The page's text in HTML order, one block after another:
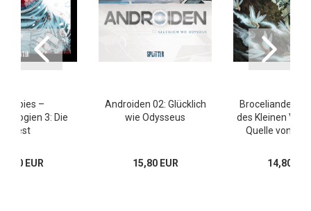
–
3: Die
Pest
EUR
Androiden 02: Glücklich
wie Odysseus
15,80 EUR
Broceliande –
des Kleinen
Quelle von
14,80